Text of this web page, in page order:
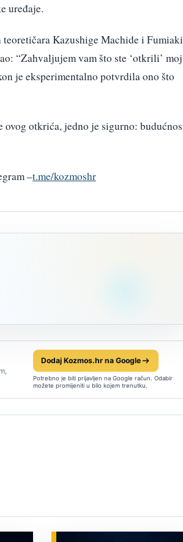
uređaje.
Kazushige Machide i Fumiaki
“Zahvaljujem vam što ste ‘otkrili’ moj
je eksperimentalno potvrdila ono što
otkrića, jedno je sigurno:
–t.me/kozmoshr
Dodaj Kozmos.hr na Google
Potrebno je biti prijavljen na Google račun. Odabir
možete promijeniti u bilo kojem trenutku.